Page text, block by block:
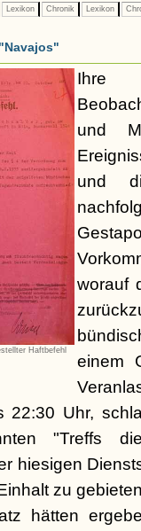
Lexikon Chronik Lexikon
Haftbefehl
Ihre
und
und
worauf
einem
22:30 Uhr,
"Treffs
hiesigen
zu
hätten